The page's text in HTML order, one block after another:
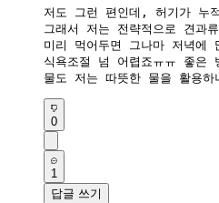
저도 그런 편인데, 허기가 누
그래서 저는 전략적으로 견과
미리 먹어두면 그나마 저녁
식욕조절 넘 어렵죠ㅠㅠ 좋은
물도 저는 따뜻한 물을 활용
0
1
답글 쓰기